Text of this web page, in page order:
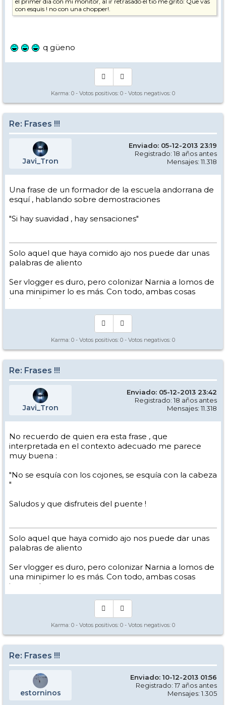
con esquis ! no con una chopper!.
q güeno
Karma: 0 - Votos positivos: 0 - Votos negativos: 0
Re: Frases !!!
Javi_Tron
Enviado: 05-12-2013 23:19
Registrado: 18 años antes
Mensajes: 11.318
Una frase de un formador de la escuela andorrana de
esquí , hablando sobre demostraciones
"Si hay suavidad , hay sensaciones"
Solo aquel que haya comido ajo nos puede dar unas
palabras de aliento
Ser vlogger es duro, pero colonizar Narnia a lomos de
una minipimer lo es más. Con todo, ambas cosas
intento hacer.
Yo hago esquí extremo : voy de extremo a extremo
Los caminos del esquí son inescrotables ...
Karma: 0 - Votos positivos: 0 - Votos negativos: 0
Re: Frases !!!
Javi_Tron
Enviado: 05-12-2013 23:42
Registrado: 18 años antes
Mensajes: 11.318
No recuerdo de quien era esta frase , que
interpretada en el contexto adecuado me parece
muy buena :
"No se esquía con los cojones, se esquía con la cabeza
"
Saludos y que disfruteis del puente !
Solo aquel que haya comido ajo nos puede dar unas
palabras de aliento
Ser vlogger es duro, pero colonizar Narnia a lomos de
una minipimer lo es más. Con todo, ambas cosas
intento hacer.
Yo hago esquí extremo : voy de extremo a extremo
Los caminos del esquí son inescrotables ...
Karma: 0 - Votos positivos: 0 - Votos negativos: 0
Re: Frases !!!
estorninos
Enviado: 10-12-2013 01:56
Registrado: 17 años antes
Mensajes: 1.305